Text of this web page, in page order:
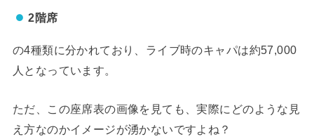
2階席
の4種類に分かれており、ライブ時のキャパは約57,000
人となっています。
ただ、この座席表の画像を見ても、実際にどのような見
え方なのかイメージが湧かないですよね？